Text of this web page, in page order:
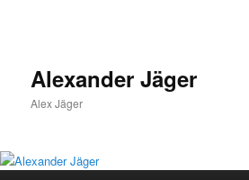
Alexander Jäger
Alex Jäger